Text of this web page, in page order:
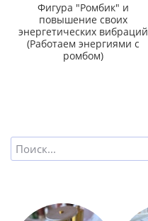
Фигура "Ромбик" и
повышение своих
энергетических вибраций
(Работаем энергиями с
ромбом)